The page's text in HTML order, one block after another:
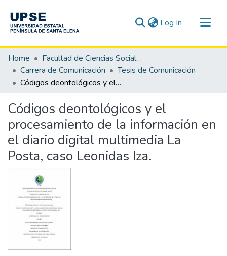
Log In (current)
Communities & Collections
All of DSpace
Statistics
Home
Facultad de Ciencias Sociales y de la Salud
Carrera de Comunicación
Tesis de Comunicación
Códigos deontológicos y el procesamiento de la información en el diario digital multimedia La Posta, caso Leonidas Iza.
Códigos deontológicos y el
procesamiento de la información en
el diario digital multimedia La
Posta, caso Leonidas Iza.